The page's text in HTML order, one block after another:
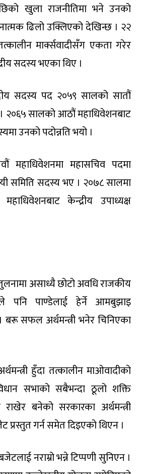
खुला राजनीतिमा भने उनको
ढिलो उक्लिएको देखिन्छ । २२
मार्क्सवादीसँग एकता गरेर
सदस्य भएका थिए ।
सदस्य पद २०५९ सालको सातौं
२०६५ सालको आठौं महाधिवेशनबाट
उनको पदोन्नति भयो ।
महाधिवेशनमा महासचिव पदमा
समिति सदस्य भए । २०७८ सालमा
महाधिवेशनबाट केन्द्रीय उपाध्यक्ष
असाध्यै छोटो अवधि राजकीय
पनि पाण्डेलाई हेर्ने आमबुझाइ
सफल अर्थमन्त्री भनेर चिनिएका
हुँदा तत्कालीन माओवादीको
सभाको सबैभन्दा ठूलो शक्ति
राखेर बनेको सरकारका अर्थमन्त्री
प्रस्तुत गर्न समेत दिइएको थिएन ।
नराम्रो भन्ने टिप्पणी सुनिएन ।